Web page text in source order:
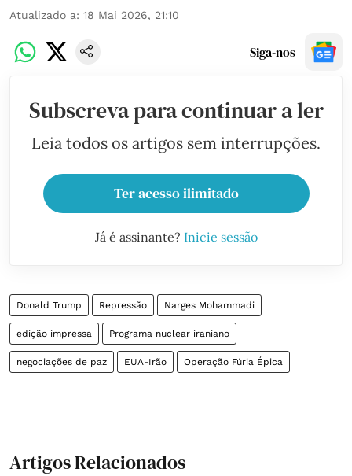
Atualizado a: 18 Mai 2026, 21:10
Siga-nos
Subscreva para continuar a ler
Leia todos os artigos sem interrupções.
Ter acesso ilimitado
Já é assinante? Inicie sessão
Donald Trump Repressão Narges Mohammadi
edição impressa Programa nuclear iraniano
negociações de paz EUA-Irão Operação Fúria Épica
Artigos Relacionados